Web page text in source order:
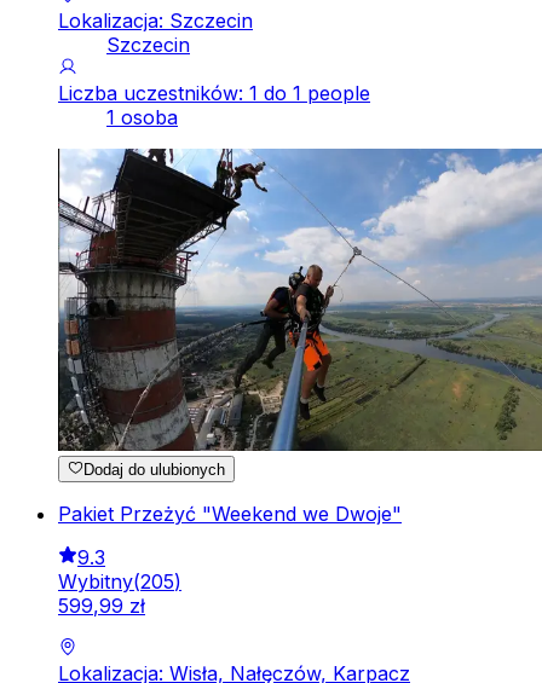
Lokalizacja: Szczecin
Szczecin
Liczba uczestników: 1 do 1 people
1 osoba
Dodaj do ulubionych
Pakiet Przeżyć "Weekend we Dwoje"
9.3
Wybitny(205)
599,99 zł
Lokalizacja: Wisła, Nałęczów, Karpacz